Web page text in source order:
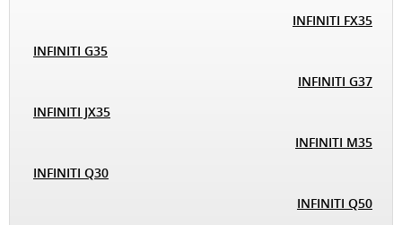
INFINITI FX35
INFINITI G35
INFINITI G37
INFINITI JX35
INFINITI M35
INFINITI Q30
INFINITI Q50